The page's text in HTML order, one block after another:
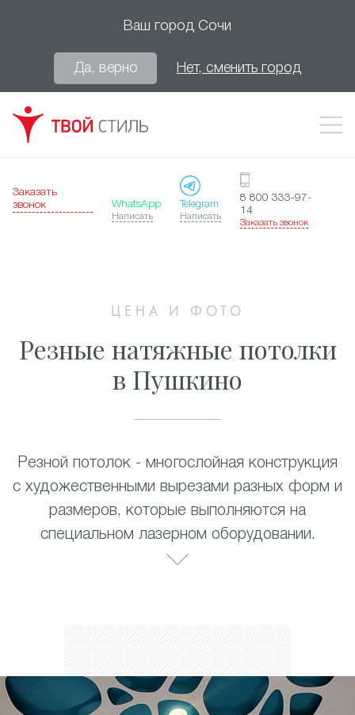
Ваш город Сочи
Да, верно Нет, сменить город
Заказать
звонок
WhatsApp
Написать
Telegram
Написать
8 800 333-97-
14
Заказать звонок
ЦЕНА И ФОТО
Резные натяжные потолки
в Пушкино
Резной потолок - многослойная конструкция
с художественными вырезами разных форм и
размеров, которые выполняются на
специальном лазерном оборудовании.